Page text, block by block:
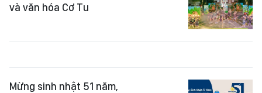
và văn hóa Cơ Tu
Mừng sinh nhật 51 năm,